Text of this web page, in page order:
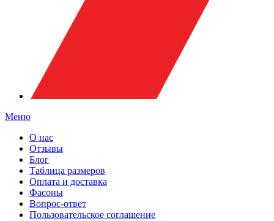
Меню
О нас
Отзывы
Блог
Таблица размеров
Оплата и доставка
Фасоны
Вопрос-ответ
Пользовательское соглашение